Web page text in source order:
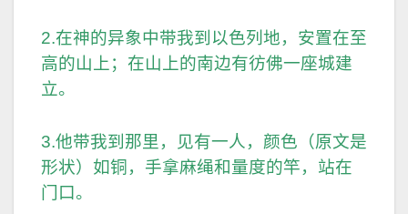
2.在神的异象中带我到以色列地，安置在至
高的山上；在山上的南边有彷佛一座城建
立。
3.他带我到那里，见有一人，颜色（原文是
形状）如铜，手拿麻绳和量度的竿，站在
门口。